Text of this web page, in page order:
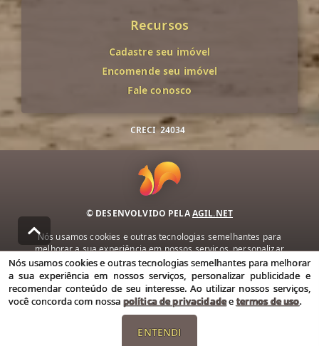
Recursos
Cadastre seu imóvel
Encomende seu imóvel
Fale conosco
CRECI 24034
© DESENVOLVIDO PELAAGIL.NET
Nós usamos cookies e outras tecnologias semelhantes para
melhorar a sua experiência em nossos serviços, personalizar
publicidade e recomendar conteúdo de seu interesse. Ao utilizar
nossos serviços, você concorda com nossa política de privacidade e
termos de uso.
Política de Privacidade Termos de uso
Nós usamos cookies e outras tecnologias semelhantes para melhorar
a sua experiência em nossos serviços, personalizar publicidade e
recomendar conteúdo de seu interesse. Ao utilizar nossos serviços,
você concorda com nossa política de privacidadeetermos de uso.
ENTENDI